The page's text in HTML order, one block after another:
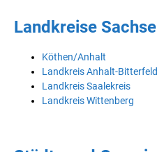
Landkreise
Köthen/Anhalt
Landkreis Anhalt-Bitterfeld
Landkreis Saalekreis
Landkreis Wittenberg